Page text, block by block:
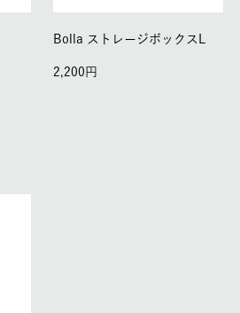
Bolla ストレージボックスL
2,200